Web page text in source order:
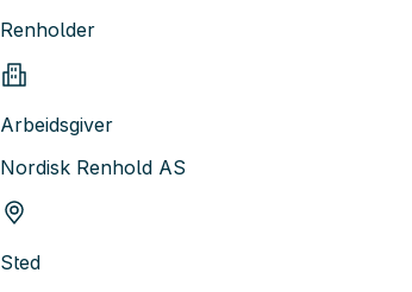
Renholder
Arbeidsgiver
Nordisk Renhold AS
Sted